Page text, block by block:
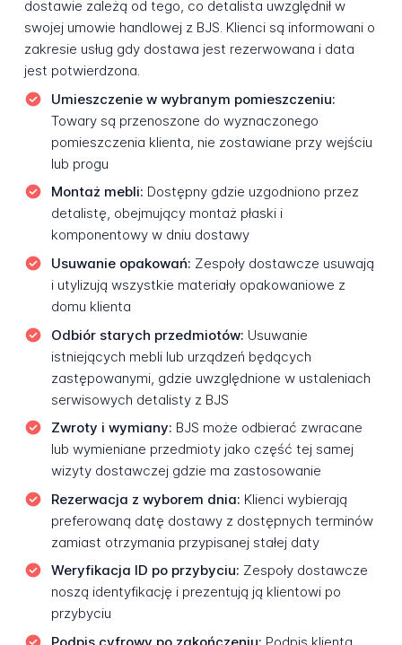
dostawie zależą od tego, co detalista uwzględnił w
swojej umowie handlowej z BJS. Klienci są informowani o
zakresie usług gdy dostawa jest rezerwowana i data
jest potwierdzona.
Umieszczenie w wybranym pomieszczeniu:
Towary są przenoszone do wyznaczonego
pomieszczenia klienta, nie zostawiane przy wejściu
lub progu
Montaż mebli: Dostępny gdzie uzgodniono przez
detalistę, obejmujący montaż płaski i
komponentowy w dniu dostawy
Usuwanie opakowań: Zespoły dostawcze usuwają
i utylizują wszystkie materiały opakowaniowe z
domu klienta
Odbiór starych przedmiotów: Usuwanie
istniejących mebli lub urządzeń będących
zastępowanymi, gdzie uwzględnione w ustaleniach
serwisowych detalisty z BJS
Zwroty i wymiany: BJS może odbierać zwracane
lub wymieniane przedmioty jako część tej samej
wizyty dostawczej gdzie ma zastosowanie
Rezerwacja z wyborem dnia: Klienci wybierają
preferowaną datę dostawy z dostępnych terminów
zamiast otrzymania przypisanej stałej daty
Weryfikacja ID po przybyciu: Zespoły dostawcze
noszą identyfikację i prezentują ją klientowi po
przybyciu